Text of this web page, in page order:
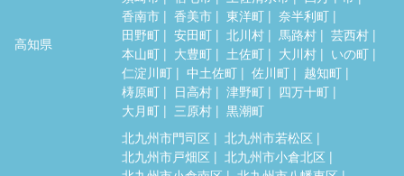
高知県
香南市
香美市 東洋町
奈半利町
田野町
安田町 北川村 馬路村
芸西村
本山町
大豊町 土佐町 大川村
いの町
仁淀川町
中土佐町 佐川町
越知町
梼原町
日高村 津野町
四万十町
大月町
三原村 黒潮町
北九州市門司区
北九州市若松区
北九州市戸畑区
北九州市小倉北区